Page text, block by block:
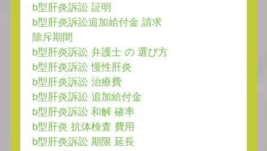
b型肝炎訴訟 証明
b型肝炎訴訟追加給付金 請求
除斥期間
b型肝炎訴訟 弁護士 の 選び方
b型肝炎訴訟 慢性肝炎
b型肝炎訴訟 治療費
b型肝炎訴訟 追加給付金
b型肝炎訴訟 和解 確率
b型肝炎 抗体検査 費用
b型肝炎訴訟 期限 延長